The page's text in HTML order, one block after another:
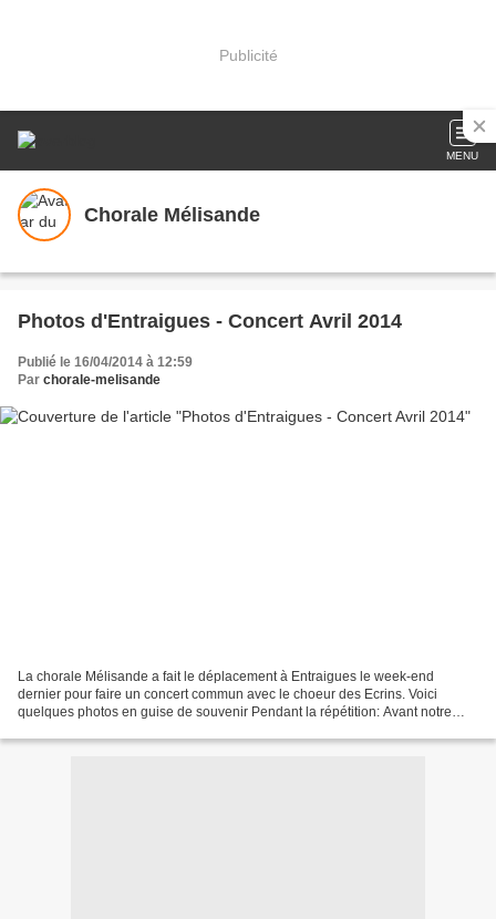
Publicité
MENU
Chorale Mélisande
Photos d'Entraigues - Concert Avril 2014
Publié le 16/04/2014 à 12:59
Par chorale-melisande
La chorale Mélisande a fait le déplacement à Entraigues le week-end
dernier pour faire un concert commun avec le choeur des Ecrins. Voici
quelques photos en guise de souvenir Pendant la répétition: Avant notre